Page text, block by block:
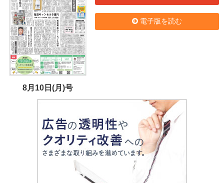
8月10日(月)号
電子版を読む